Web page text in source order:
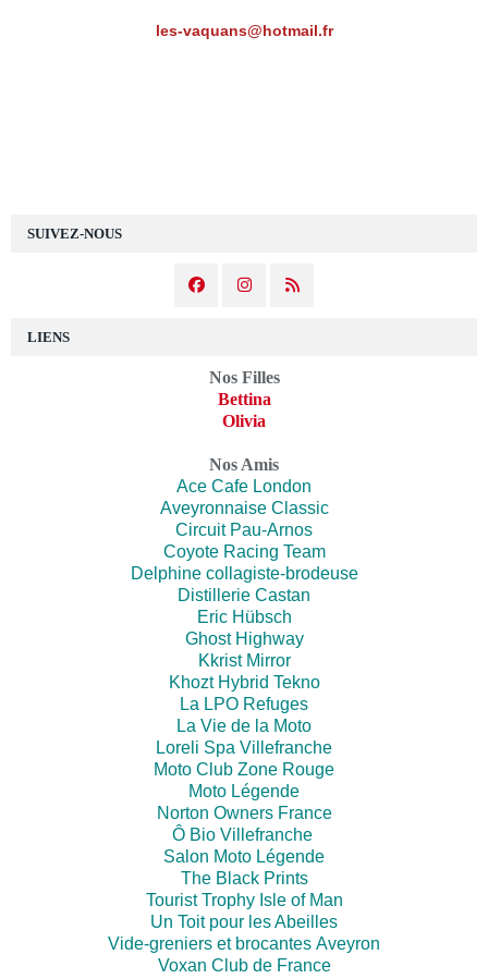
SUIVEZ-NOUS
LIENS
Nos Filles
Bettina
Olivia
Nos Amis
Ace Cafe London
Aveyronnaise Classic
Circuit Pau-Arnos
Coyote Racing Team
Delphine collagiste-brodeuse
Distillerie Castan
Eric Hübsch
Ghost Highway
Kkrist Mirror
Khozt Hybrid Tekno
La LPO Refuges
La Vie de la Moto
Loreli Spa Villefranche
Moto Club Zone Rouge
Moto Légende
Norton Owners France
Ô Bio Villefranche
Salon Moto Légende
The Black Prints
Tourist Trophy Isle of Man
Un Toit pour les Abeilles
Vide-greniers et brocantes Aveyron
Voxan Club de France
les-vaquans@hotmail.fr